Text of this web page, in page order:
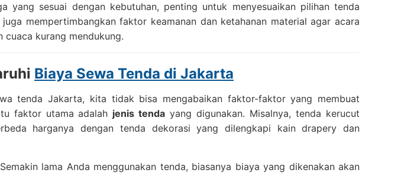
yang sesuai dengan kebutuhan, penting untuk menyesuaikan pilihan tenda
mempertimbangkan faktor keamanan dan ketahanan material agar acara
cuaca kurang mendukung.
Biaya Sewa Tenda di Jakarta
tenda Jakarta, kita tidak bisa mengabaikan faktor-faktor yang membuat
faktor utama adalah jenis tenda yang digunakan. Misalnya, tenda kerucut
harganya dengan tenda dekorasi yang dilengkapi kain drapery dan
lama Anda menggunakan tenda, biasanya biaya yang dikenakan akan